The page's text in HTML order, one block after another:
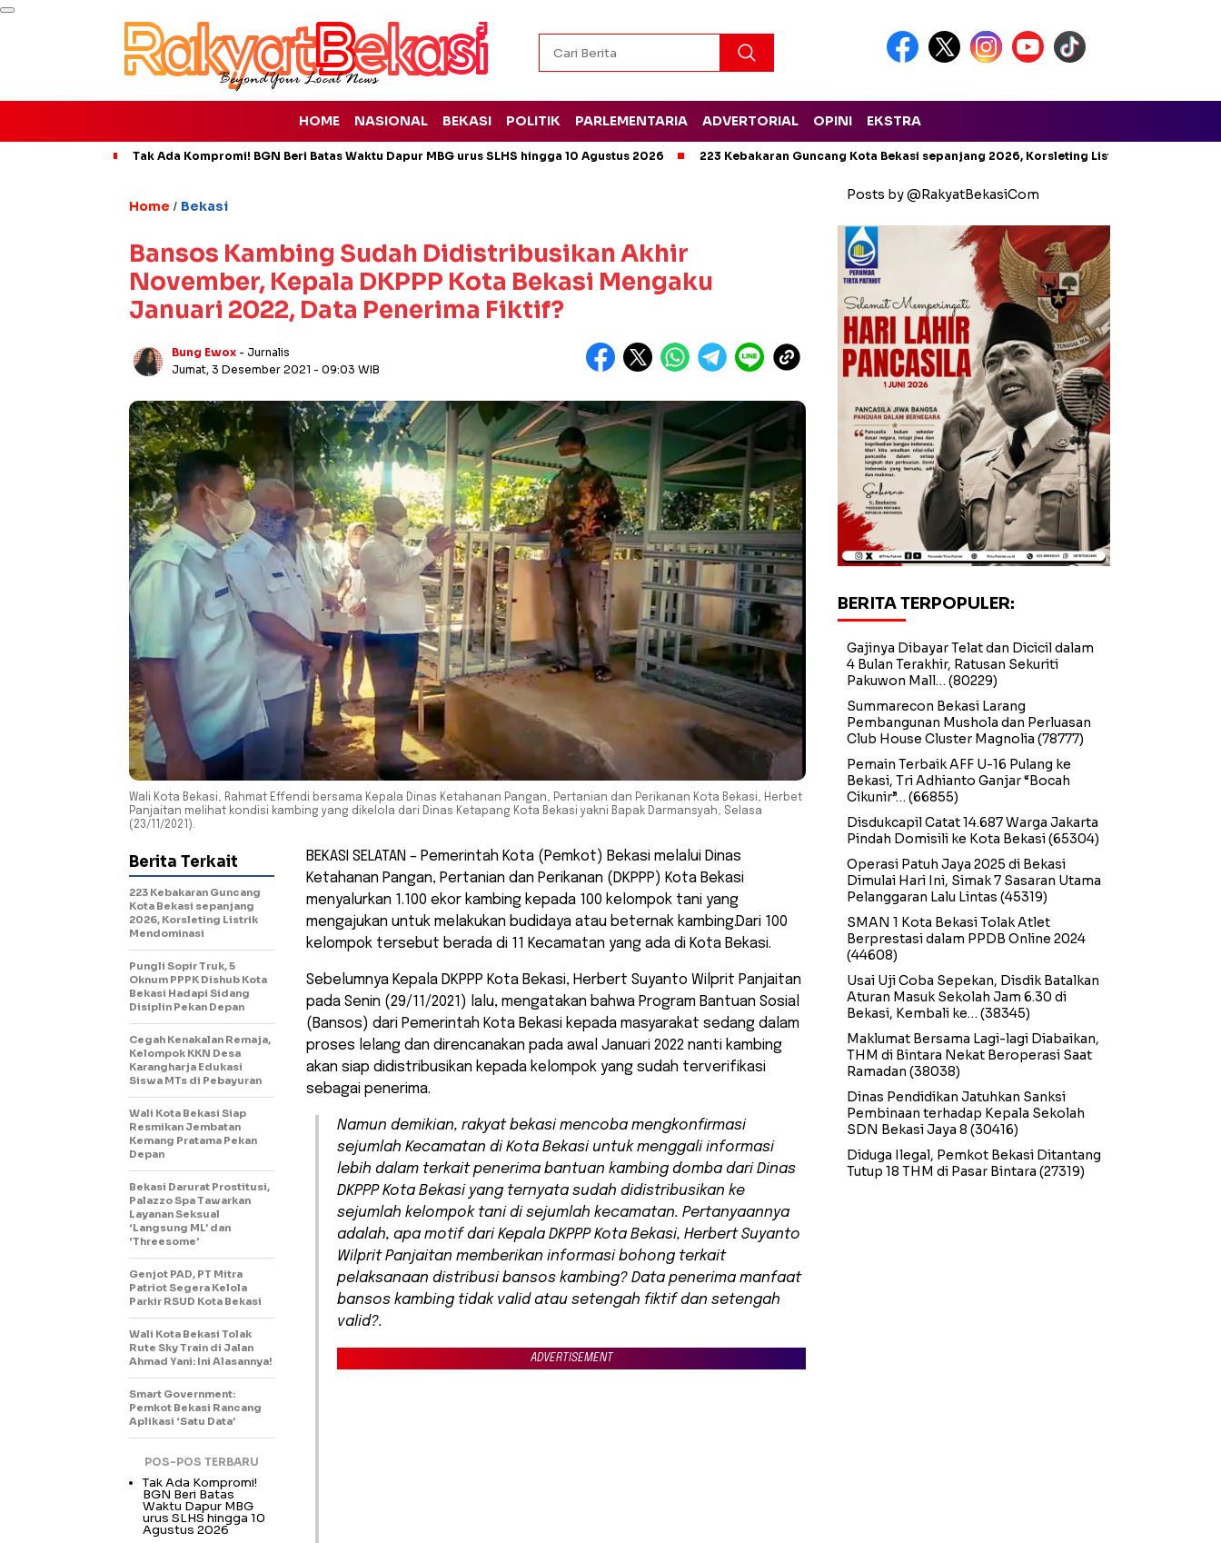
HOME NASIONAL BEKASI POLITIK PARLEMENTARIA ADVERTORIAL OPINI EKSTRA
Tak Ada Kompromi! BGN Beri Batas Waktu Dapur MBG urus SLHS hingga 10 Agustus 2026 223 Kebakaran Guncang Kota Bekasi sepanjang 2026, Korsleting Listrik Mendominasi
Home / Bekasi
Bansos Kambing Sudah Didistribusikan Akhir
November, Kepala DKPPP Kota Bekasi Mengaku
Januari 2022, Data Penerima Fiktif?
Bung Ewox - Jurnalis
Jumat, 3 Desember 2021 - 09:03 WIB
Wali Kota Bekasi, Rahmat Effendi bersama Kepala Dinas Ketahanan Pangan, Pertanian dan Perikanan Kota Bekasi, Herbet
Panjaitan melihat kondisi kambing yang dikelola dari Dinas Ketapang Kota Bekasi yakni Bapak Darmansyah, Selasa
(23/11/2021).
BEKASI SELATAN – Pemerintah Kota (Pemkot) Bekasi melalui Dinas
Ketahanan Pangan, Pertanian dan Perikanan (DKPPP) Kota Bekasi
menyalurkan 1.100 ekor kambing kepada 100 kelompok tani yang
mengajukan untuk melakukan budidaya atau beternak kambing.Dari 100
kelompok tersebut berada di 11 Kecamatan yang ada di Kota Bekasi.
Sebelumnya Kepala DKPPP Kota Bekasi, Herbert Suyanto Wilprit Panjaitan
pada Senin (29/11/2021) lalu, mengatakan bahwa Program Bantuan Sosial
(Bansos) dari Pemerintah Kota Bekasi kepada masyarakat sedang dalam
proses lelang dan direncanakan pada awal Januari 2022 nanti kambing
akan siap didistribusikan kepada kelompok yang sudah terverifikasi
sebagai penerima.
Namun demikian, rakyat bekasi mencoba mengkonfirmasi
sejumlah Kecamatan di Kota Bekasi untuk menggali informasi
lebih dalam terkait penerima bantuan kambing domba dari Dinas
DKPPP Kota Bekasi yang ternyata sudah didistribusikan ke
sejumlah kelompok tani di sejumlah kecamatan. Pertanyaannya
adalah, apa motif dari Kepala DKPPP Kota Bekasi, Herbert Suyanto
Wilprit Panjaitan memberikan informasi bohong terkait
pelaksanaan distribusi bansos kambing? Data penerima manfaat
bansos kambing tidak valid atau setengah fiktif dan setengah
valid?.
ADVERTISEMENT
Berita Terkait
223 Kebakaran Guncang
Kota Bekasi sepanjang
2026, Korsleting Listrik
Mendominasi
Pungli Sopir Truk, 5
Oknum PPPK Dishub Kota
Bekasi Hadapi Sidang
Disiplin Pekan Depan
Cegah Kenakalan Remaja,
Kelompok KKN Desa
Karangharja Edukasi
Siswa MTs di Pebayuran
Wali Kota Bekasi Siap
Resmikan Jembatan
Kemang Pratama Pekan
Depan
Bekasi Darurat Prostitusi,
Palazzo Spa Tawarkan
Layanan Seksual
‘Langsung ML’ dan
‘Threesome’
Genjot PAD, PT Mitra
Patriot Segera Kelola
Parkir RSUD Kota Bekasi
Wali Kota Bekasi Tolak
Rute Sky Train di Jalan
Ahmad Yani: Ini Alasannya!
Smart Government:
Pemkot Bekasi Rancang
Aplikasi ‘Satu Data’
POS-POS TERBARU
Tak Ada Kompromi!
BGN Beri Batas
Waktu Dapur MBG
urus SLHS hingga 10
Agustus 2026
Posts by @RakyatBekasiCom
BERITA TERPOPULER:
Gajinya Dibayar Telat dan Dicicil dalam
4 Bulan Terakhir, Ratusan Sekuriti
Pakuwon Mall… (80229)
Summarecon Bekasi Larang
Pembangunan Mushola dan Perluasan
Club House Cluster Magnolia (78777)
Pemain Terbaik AFF U-16 Pulang ke
Bekasi, Tri Adhianto Ganjar “Bocah
Cikunir”… (66855)
Disdukcapil Catat 14.687 Warga Jakarta
Pindah Domisili ke Kota Bekasi(65304)
Operasi Patuh Jaya 2025 di Bekasi
Dimulai Hari Ini, Simak 7 Sasaran Utama
Pelanggaran Lalu Lintas (45319)
SMAN 1 Kota Bekasi Tolak Atlet
Berprestasi dalam PPDB Online 2024
(44608)
Usai Uji Coba Sepekan, Disdik Batalkan
Aturan Masuk Sekolah Jam 6.30 di
Bekasi, Kembali ke… (38345)
Maklumat Bersama Lagi-lagi Diabaikan,
THM di Bintara Nekat Beroperasi Saat
Ramadan (38038)
Dinas Pendidikan Jatuhkan Sanksi
Pembinaan terhadap Kepala Sekolah
SDN Bekasi Jaya 8 (30416)
Diduga Ilegal, Pemkot Bekasi Ditantang
Tutup 18 THM di Pasar Bintara (27319)